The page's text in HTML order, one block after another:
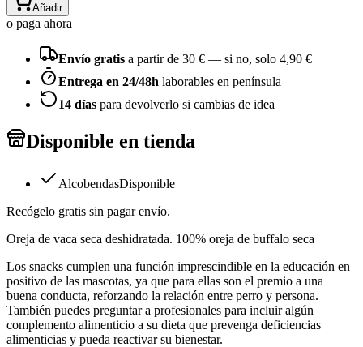
Añadir
o paga ahora
Envío gratis a partir de 30 € — si no, solo 4,90 €
Entrega en 24/48h laborables en península
14 días para devolverlo si cambias de idea
Disponible en tienda
AlcobendasDisponible
Recógelo gratis sin pagar envío.
Oreja de vaca seca deshidratada. 100% oreja de buffalo seca
Los snacks cumplen una función imprescindible en la educación en
positivo de las mascotas, ya que para ellas son el premio a una
buena conducta, reforzando la relación entre perro y persona.
También puedes preguntar a profesionales para incluir algún
complemento alimenticio a su dieta que prevenga deficiencias
alimenticias y pueda reactivar su bienestar.